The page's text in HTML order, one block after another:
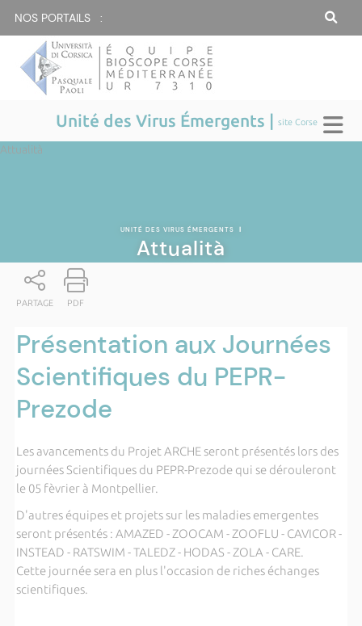
NOS PORTAILS :
Unité des Virus Émergents |site Corse
Attualità
UNITÉ DES VIRUS ÉMERGENTS |
Attualità
PARTAGE PDF
Présentation aux Journées
Scientifiques du PEPR-
Prezode
Les avancements du Projet ARCHE seront présentés lors des
journées Scientifiques du PEPR-Prezode qui se dérouleront
le 05 fèvrier à Montpellier.
D'autres équipes et projets sur les maladies emergentes
seront présentés : AMAZED - ZOOCAM - ZOOFLU - CAVICOR -
INSTEAD - RATSWIM - TALEDZ - HODAS - ZOLA - CARE.
Cette journée sera en plus l'occasion de riches échanges
scientifiques.